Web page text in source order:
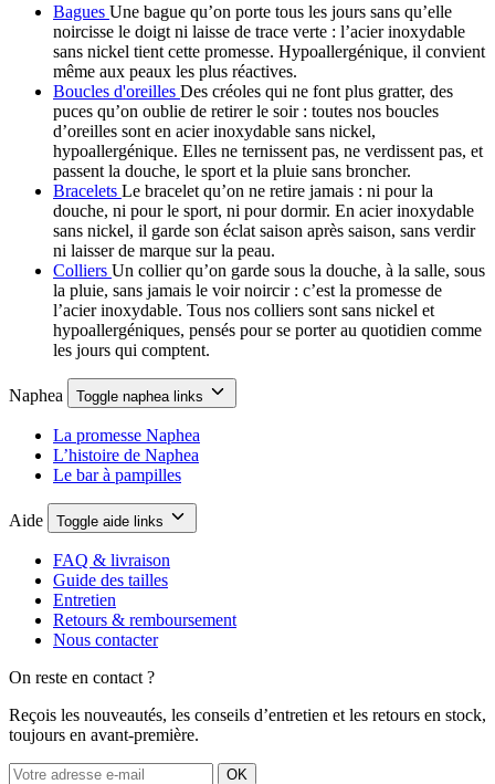
Bagues Une bague qu’on porte tous les jours sans qu’elle
noircisse le doigt ni laisse de trace verte : l’acier inoxydable
sans nickel tient cette promesse. Hypoallergénique, il convient
même aux peaux les plus réactives.
Boucles d'oreilles Des créoles qui ne font plus gratter, des
puces qu’on oublie de retirer le soir : toutes nos boucles
d’oreilles sont en acier inoxydable sans nickel,
hypoallergénique. Elles ne ternissent pas, ne verdissent pas, et
passent la douche, le sport et la pluie sans broncher.
Bracelets Le bracelet qu’on ne retire jamais : ni pour la
douche, ni pour le sport, ni pour dormir. En acier inoxydable
sans nickel, il garde son éclat saison après saison, sans verdir
ni laisser de marque sur la peau.
Colliers Un collier qu’on garde sous la douche, à la salle, sous
la pluie, sans jamais le voir noircir : c’est la promesse de
l’acier inoxydable. Tous nos colliers sont sans nickel et
hypoallergéniques, pensés pour se porter au quotidien comme
les jours qui comptent.
Naphea Toggle naphea links
La promesse Naphea
L’histoire de Naphea
Le bar à pampilles
Aide Toggle aide links
FAQ & livraison
Guide des tailles
Entretien
Retours & remboursement
Nous contacter
On reste en contact ?
Reçois les nouveautés, les conseils d’entretien et les retours en stock,
toujours en avant-première.
OK